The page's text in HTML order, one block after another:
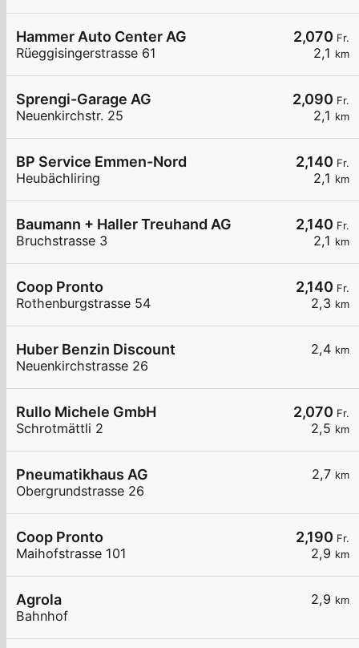
2,070 Fr.
2,1 km
Hammer Auto Center AG
Rüeggisingerstrasse 61
2,090 Fr.
2,1 km
Sprengi-Garage AG
Neuenkirchstr. 25
2,140 Fr.
2,1 km
BP Service Emmen-Nord
Heubächliring
2,140 Fr.
2,1 km
Baumann + Haller Treuhand AG
Bruchstrasse 3
2,140 Fr.
2,3 km
Coop Pronto
Rothenburgstrasse 54
2,4 km
Huber Benzin Discount
Neuenkirchstrasse 26
2,070 Fr.
2,5 km
Rullo Michele GmbH
Schrotmättli 2
2,7 km
Pneumatikhaus AG
Obergrundstrasse 26
2,190 Fr.
2,9 km
Coop Pronto
Maihofstrasse 101
2,9 km
Agrola
Bahnhof